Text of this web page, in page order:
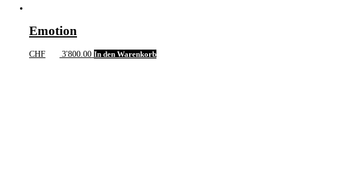
Emotion
CHF 3'800.00 In den Warenkorb